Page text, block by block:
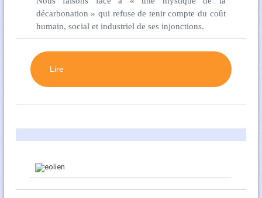
décarbonation » qui refuse de tenir compte du coût
humain, social et industriel de ses injonctions.
Lire